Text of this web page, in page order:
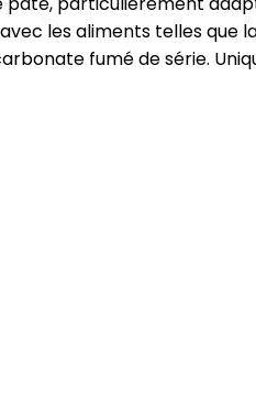
les aliments telles que
fumé de série.